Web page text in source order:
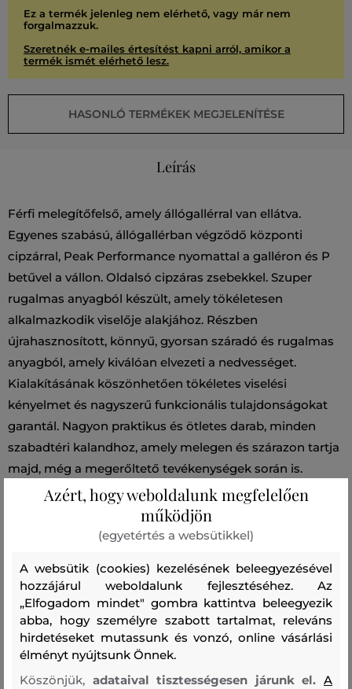
Ez a termék jelenleg nem elérhető, vagy már nem
forgalmazzuk.
Szeretnék e-mailes értesítést kapni arról, amikor a
termék ismét elérhető lesz.
HASONLÓ TERMÉKEK MEGJELENÍTÉSE
Leírás
Férfi melegítőfelső, amely állógallérral van ellátva.
Egyenes szabású, állógallérban végződő központi
cipzárral, Peak Performance nyomattal a galléron és P
betűvel a vállon. Oldalsó cipzáras zsebekkel. Szuper
rugalmas anyagból készült, amely tökéletesen
alkalmazkodik viselője alakjához. Részben
újrahasznosított, könnyű, gyorsan száradó és rugalmas
anyagból, amely kiválóan elvezeti a nedvességet.
Kialakításának köszönhetően tökéletes viselési
kényelmet és nagyszerű funkcionális tulajdonságokat
garantál. Nagyon praktikus és ötletes darab, minden
szabadtéri kalandhoz, amely melegen és szárazon tartja
majd, még a megerőltető tevékenységek során is.
Termék kódjaG79551030-325-PA-050
felső anyag
ÚJRAHASZNOSÍTOTT POLIÉSZTER
86 %
ELASZTÁN
14 %
zsebek
Azért, hogy weboldalunk megfelelően
működjön
(egyetértés a websütikkel)
A websütik (cookies) kezelésének beleegyezésével
hozzájárul weboldalunk fejlesztéséhez. Az
„Elfogadom mindet" gombra kattintva beleegyezik
abba, hogy személyre szabott tartalmat, releváns
hirdetéseket mutassunk és vonzó, online vásárlási
élményt nyújtsunk Önnek.
Köszönjük, adataival tisztességesen járunk el.A